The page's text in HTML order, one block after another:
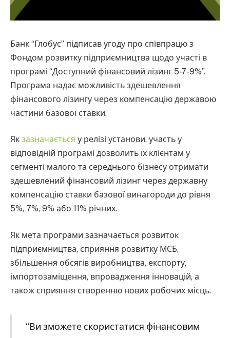
Банк “Глобус” підписав угоду про співпрацю з
Фондом розвитку підприємництва щодо участі в
програмі “Доступний фінансовий лізинг 5-7-9%”.
Програма надає можливість здешевлення
фінансового лізингу через компенсацію державою
частини базової ставки.
Як зазначається у релізі установи, участь у
відповідній програмі дозволить їх клієнтам у
сегменті малого та середнього бізнесу отримати
здешевлений фінансовий лізинг через державну
компенсацію ставки базової винагороди до рівня
5%, 7%, 9% або 11% річних.
Як мета програми зазначається розвиток
підприємництва, сприяння розвитку МСБ,
збільшення обсягів виробництва, експорту,
імпортозаміщення, впровадження інновацій, а
також сприяння створенню нових робочих місць.
“Ви зможете скористатися фінансовим